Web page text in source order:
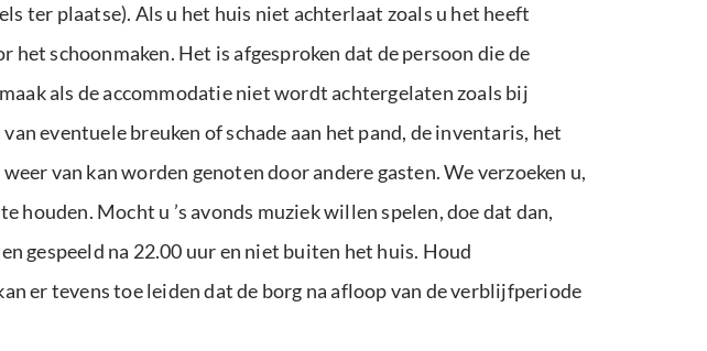
ter plaatse). Als u het huis niet achterlaat zoals u het heeft
schoonmaken. Het is afgesproken dat de persoon die de
als de accommodatie niet wordt achtergelaten zoals bij
eventuele breuken of schade aan het pand, de inventaris, het
van kan worden genoten door andere gasten. We verzoeken u,
houden. Mocht u ’s avonds muziek willen spelen, doe dat dan,
gespeeld na 22.00 uur en niet buiten het huis. Houd
er tevens toe leiden dat de borg na afloop van de verblijfperiode